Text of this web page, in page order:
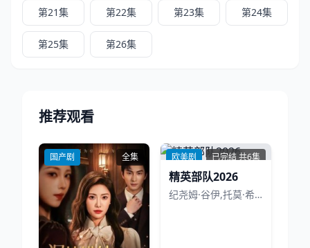
第21集 第22集 第23集 第24集
第25集 第26集
推荐观看
国产剧 全集 欧美剧 已完结 共6集
精英部队2026
纪尧姆·谷伊,托莫·希思黎,菲利普·舒尔,可拉斯·旺克奇基,奥黛丽·洛滕